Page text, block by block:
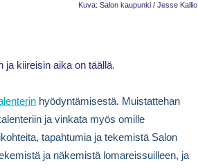
Kuva: Salon kaupunki / Jesse Kallio
ja kiireisin aika on täällä.
hyödyntämisestä. Muistattehan
ja vinkata myös omille
tapahtumia ja tekemistä Salon
ja näkemistä lomareissuilleen, ja